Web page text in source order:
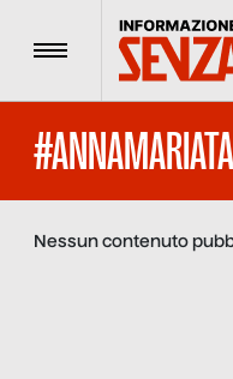
Menu
Nessun contenuto